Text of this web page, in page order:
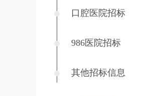
口腔医院招标
986医院招标
其他招标信息